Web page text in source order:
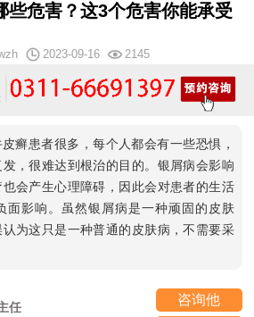
些危害？这3个危害你能承受
2023-09-16 2145
癣患者很多，每个人都会有一些恐惧，
，很难达到根治的目的。银屑病会影响
会产生心理障碍，因此会对患者的生活
面影响。虽然银屑病是一种顽固的皮肤
为这只是一种普通的皮肤病，不需要采
任
咨询他